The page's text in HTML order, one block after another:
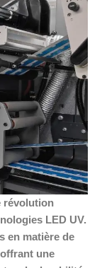
révolution
LED UV.
en matière de
une